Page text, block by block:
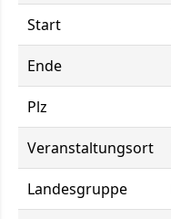
Start
Ende
Plz
Veranstaltungsort
Landesgruppe